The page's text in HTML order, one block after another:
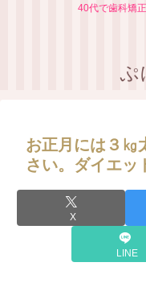
40代で歯科矯
ぷ
お正月には３㎏
さい。ダイエッ
X
LINE